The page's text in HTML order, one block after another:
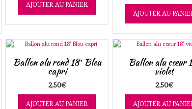
AJOUTER AU PANIER
AJOUTER AU
Ballon alu rond 18″ Bleu
capri
2,50€
AJOUTER AU PANIER
Ballon alu cœur
violet
2,50€
AJOUTER AU